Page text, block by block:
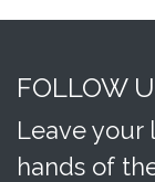
FOLLOW
Leave your
hands of